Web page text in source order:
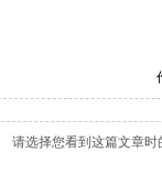
请选择您看到这篇文章时